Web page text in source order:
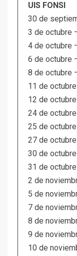
UIS FONSI
30 de
3 de octubre
4 de octubre
6 de octubre
8 de octubre
11 de
12 de
24 de
25 de
27 de
30 de
31 de
2 de
5 de
7 de
8 de
9 de
10 de